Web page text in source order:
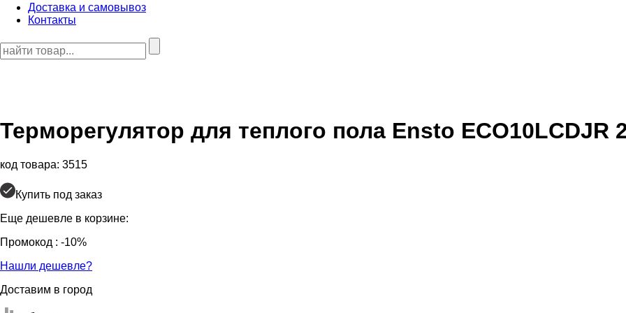
Доставка и самовывоз
Контакты
Терморегулятор для теплого пола Ensto ECO10LCDJR
код товара: 3515
Купить под заказ
Еще дешевле в корзине:
Промокод : -10%
Нашли дешевле?
Доставим в город